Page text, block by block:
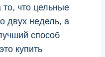
что цельные
двух недель, а
способ
купить